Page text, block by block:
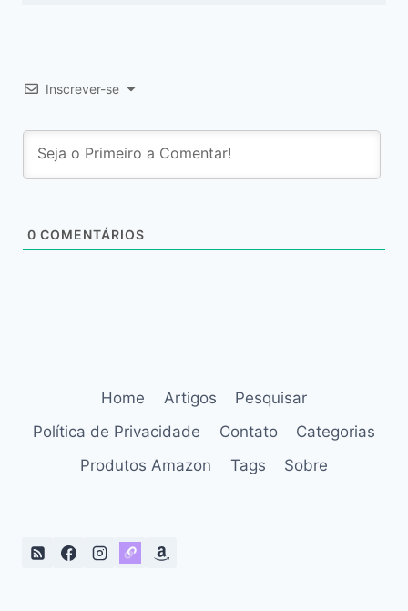
Inscrever-se
0 COMENTÁRIOS
Home Artigos
Pesquisar
Política de Privacidade
Contato
Categorias
Produtos Amazon
Tags Sobre